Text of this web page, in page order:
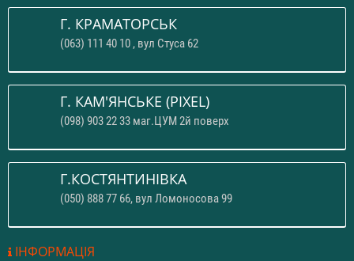
Г. КРАМАТОРСЬК
(063) 111 40 10 , вул Стуса 62
Г. КАМ'ЯНСЬКЕ (PIXEL)
(098) 903 22 33 маг.ЦУМ 2й поверх
Г.КОСТЯНТИНІВКА
(050) 888 77 66, вул Ломоносова 99
ІНФОРМАЦІЯ